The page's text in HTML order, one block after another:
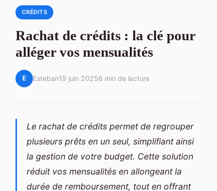
CRÉDITS
Rachat de crédits : la clé pour
alléger vos mensualités
E Esteban19 juin 20256 min de lecture
Le rachat de crédits permet de regrouper
plusieurs prêts en un seul, simplifiant ainsi
la gestion de votre budget. Cette solution
réduit vos mensualités en allongeant la
durée de remboursement, tout en offrant